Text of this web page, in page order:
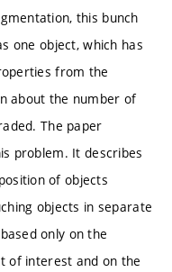
this bunch
one object, which has
from the
about the number of
The paper
problem. It describes
of objects
objects in separate
only on the
of interest and on the